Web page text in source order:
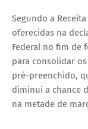
Segundo a
oferecidas na
Federal no fim de
para consolidar
pré-preenchido,
diminui a chance
na metade de